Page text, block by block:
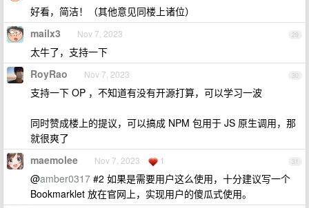
好看，简洁！（其他意见同楼上诸位）
29
mailx3 Nov 7, 2023
太牛了，支持一下
30
RoyRao Nov 7, 2023
支持一下 OP ，不知道有没有开源打算，可以学习一波
同时赞成楼上的提议，可以搞成 NPM 包用于 JS 原生调用，那
就很爽了
31
maemolee Nov 7, 2023 1
@amber0317 #2 如果是需要用户这么使用，十分建议写一个
Bookmarklet 放在官网上，实现用户的傻瓜式使用。